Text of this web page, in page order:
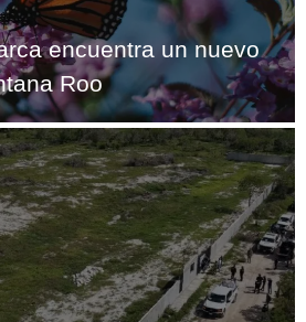
encuentra un nuevo
Roo